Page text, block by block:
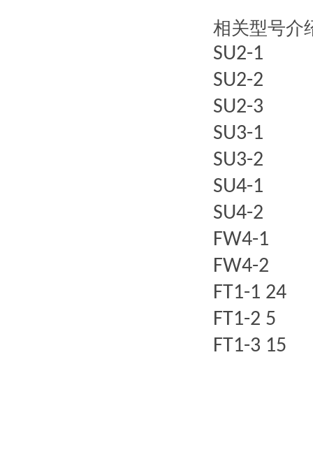
相关型号介
SU2-1
SU2-2
SU2-3
SU3-1
SU3-2
SU4-1
SU4-2
FW4-1
FW4-2
FT1-1 24
FT1-2 5
FT1-3 15